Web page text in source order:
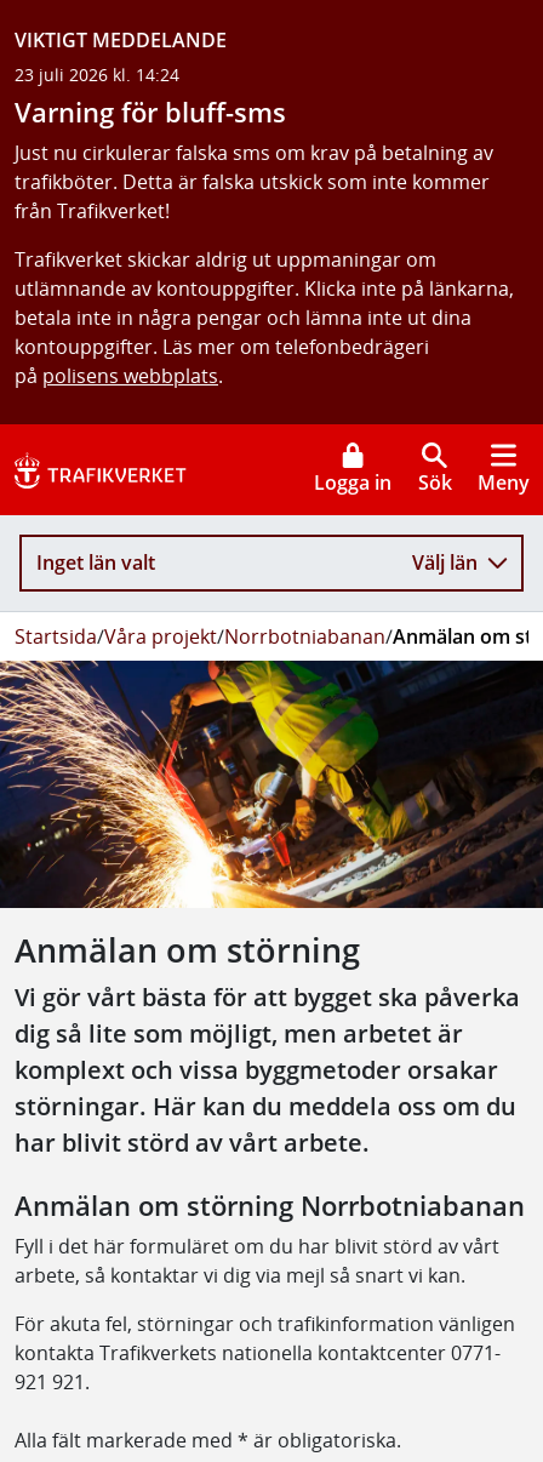
VIKTIGT MEDDELANDE
23 juli 2026 kl. 14:24
Varning för bluff-sms
Just nu cirkulerar falska sms om krav på betalning av
trafikböter. Detta är falska utskick som inte kommer
från Trafikverket!
Trafikverket skickar aldrig ut uppmaningar om
utlämnande av kontouppgifter. Klicka inte på länkarna,
betala inte in några pengar och lämna inte ut dina
kontouppgifter. Läs mer om telefonbedrägeri
på polisens webbplats.
Logga in Sök Meny
Inget län valt Välj län
Startsida/Våra projekt/Norrbotniabanan/Anmälan om
Anmälan om störning
Vi gör vårt bästa för att bygget ska påverka
dig så lite som möjligt, men arbetet är
komplext och vissa byggmetoder orsakar
störningar. Här kan du meddela oss om du
har blivit störd av vårt arbete.
Anmälan om störning Norrbotniabanan
Fyll i det här formuläret om du har blivit störd av vårt
arbete, så kontaktar vi dig via mejl så snart vi kan.
För akuta fel, störningar och trafikinformation vänligen
kontakta Trafikverkets nationella kontaktcenter 0771-
921 921.
Alla fält markerade med * är obligatoriska.